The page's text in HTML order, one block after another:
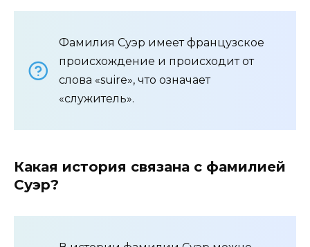
Фамилия Суэр имеет французское
происхождение и происходит от
слова «suire», что означает
«служитель».
Какая история связана с фамилией
Суэр?